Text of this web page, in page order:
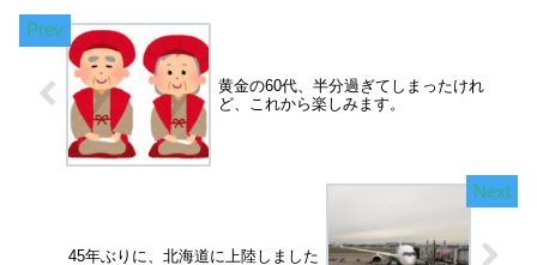
黄金の60代、半分過ぎてしまったけれ
ど、これから楽しみます。
45年ぶりに、北海道に上陸しました